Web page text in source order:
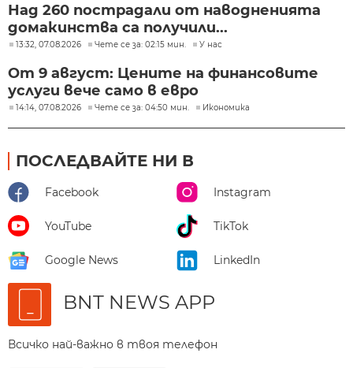
Над 260 пострадали от наводненията
домакинства са получили...
13:32, 07.08.2026 Чете се за: 02:15 мин. У нас
От 9 август: Цените на финансовите
услуги вече само в евро
14:14, 07.08.2026 Чете се за: 04:50 мин. Икономика
ПОСЛЕДВАЙТЕ НИ В
Facebook Instagram
YouTube TikTok
Google News LinkedIn
BNT NEWS APP
Всичко най-важно в твоя телефон